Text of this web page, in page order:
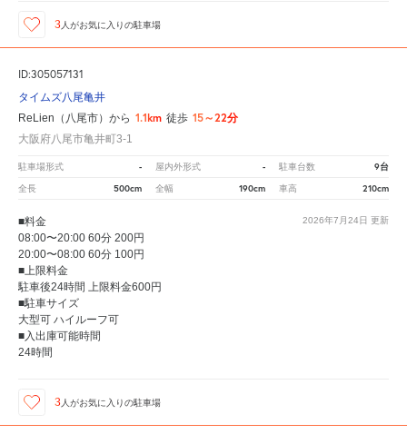
3人がお気に入りの駐車場
ID:305057131
タイムズ八尾亀井
ReLien（八尾市）から 1.1km 徒歩 15～22分
大阪府八尾市亀井町3-1
駐車場形式 - 屋内外形式 - 駐車台数 9台
全長 500cm 全幅 190cm 車高 210cm
2026年7月24日 更新
■料金
08:00〜20:00 60分 200円
20:00〜08:00 60分 100円
■上限料金
駐車後24時間 上限料金600円
■駐車サイズ
大型可 ハイルーフ可
■入出庫可能時間
24時間
3人がお気に入りの駐車場